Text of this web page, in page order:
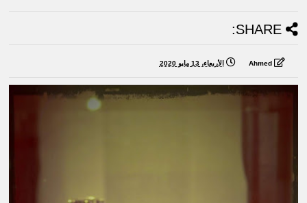
SHARE:
Ahmed الأربعاء، 13 مايو 2020